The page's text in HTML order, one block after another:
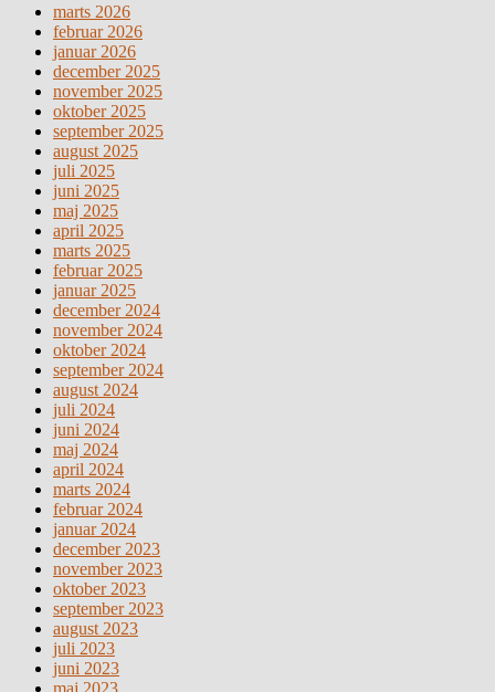
marts 2026
februar 2026
januar 2026
december 2025
november 2025
oktober 2025
september 2025
august 2025
juli 2025
juni 2025
maj 2025
april 2025
marts 2025
februar 2025
januar 2025
december 2024
november 2024
oktober 2024
september 2024
august 2024
juli 2024
juni 2024
maj 2024
april 2024
marts 2024
februar 2024
januar 2024
december 2023
november 2023
oktober 2023
september 2023
august 2023
juli 2023
juni 2023
maj 2023